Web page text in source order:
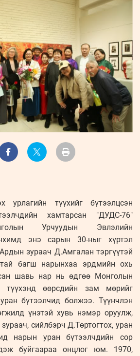
Нэвтрэх
УРЛАГ
ҮНДЭСНИЙ
МЭДЭЭЛЛИЙН
ВИДЕО
WEEKLY
урлагийн түүхийг бүтээлцсэн
хамтарсан "ДУДС-76"
Урчуудын Эвлэлийн
энэ сарын 30-ныг хүртэл
зураач Д.Амгалан тэргүүтэй
багш нарынхаа эрдмийн охь
шавь нар нь өдгөө Монголын
түүхэнд өөрсдийн зам мөрийг
бүтээлчид болжээ. Түүнчлэн
үнэтэй хувь нэмэр оруулж,
сийлбэрч Д.Төртогтох, уран
нарын уран бүтээлчдийн сор
буйгаараа онцлог юм. 1970,